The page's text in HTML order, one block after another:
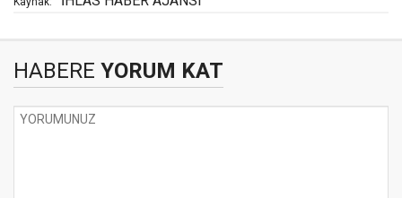
HABERE YORUM KAT